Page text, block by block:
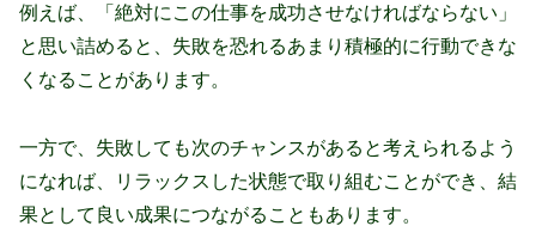
例えば、「絶対にこの仕事を成功させなければならない」
と思い詰めると、失敗を恐れるあまり積極的に行動できな
くなることがあります。
一方で、失敗しても次のチャンスがあると考えられるよう
になれば、リラックスした状態で取り組むことができ、結
果として良い成果につながることもあります。